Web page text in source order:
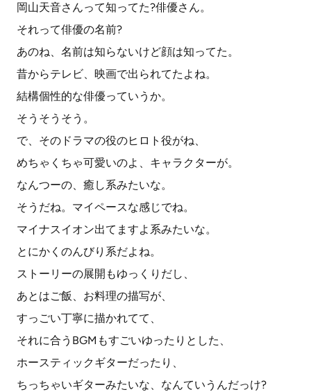
岡山天音さんって知ってた?俳優さん。
それって俳優の名前?
あのね、名前は知らないけど顔は知ってた。
昔からテレビ、映画で出られてたよね。
結構個性的な俳優っていうか。
そうそうそう。
で、そのドラマの役のヒロト役がね、
めちゃくちゃ可愛いのよ、キャラクターが。
なんつーの、癒し系みたいな。
そうだね。マイペースな感じでね。
マイナスイオン出てますよ系みたいな。
とにかくのんびり系だよね。
ストーリーの展開もゆっくりだし、
あとはご飯、お料理の描写が、
すっごい丁寧に描かれてて、
それに合うBGMもすごいゆったりとした、
ホースティックギターだったり、
ちっちゃいギターみたいな、なんていうんだっけ?